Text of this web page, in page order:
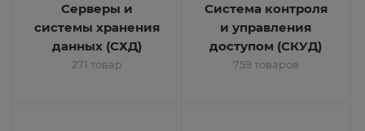
Серверы и
системы хранения
данных (СХД)
271 товар
Система контроля
и управления
доступом (СКУД)
759 товаров